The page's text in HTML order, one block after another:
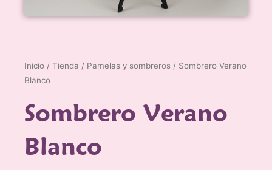
Inicio / Tienda / Pamelas y sombreros / Sombrero Verano
Blanco
Sombrero Verano
Blanco